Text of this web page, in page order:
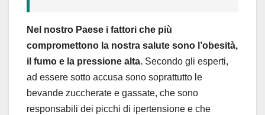
Nel nostro Paese i fattori che più
compromettono la nostra salute sono l’obesità,
il fumo e la pressione alta. Secondo gli esperti,
ad essere sotto accusa sono soprattutto le
bevande zuccherate e gassate, che sono
responsabili dei picchi di ipertensione e che